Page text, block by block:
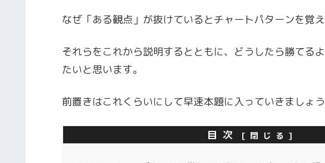
なぜ「ある観点」が抜けているとチャートパターンを覚
それらをこれから説明するとともに、どうしたら勝てる
たいと思います。
前置きはこれくらいにして早速本題に入っていきましょう
目次